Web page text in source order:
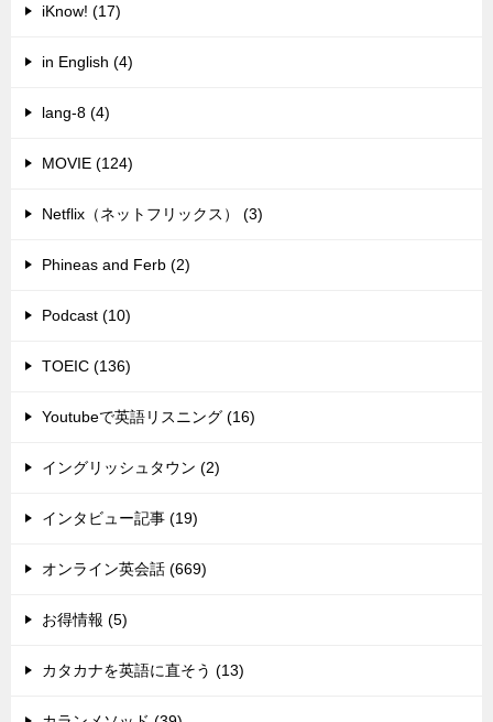
iKnow! (17)
in English (4)
lang-8 (4)
MOVIE (124)
Netflix（ネットフリックス） (3)
Phineas and Ferb (2)
Podcast (10)
TOEIC (136)
Youtubeで英語リスニング (16)
イングリッシュタウン (2)
インタビュー記事 (19)
オンライン英会話 (669)
お得情報 (5)
カタカナを英語に直そう (13)